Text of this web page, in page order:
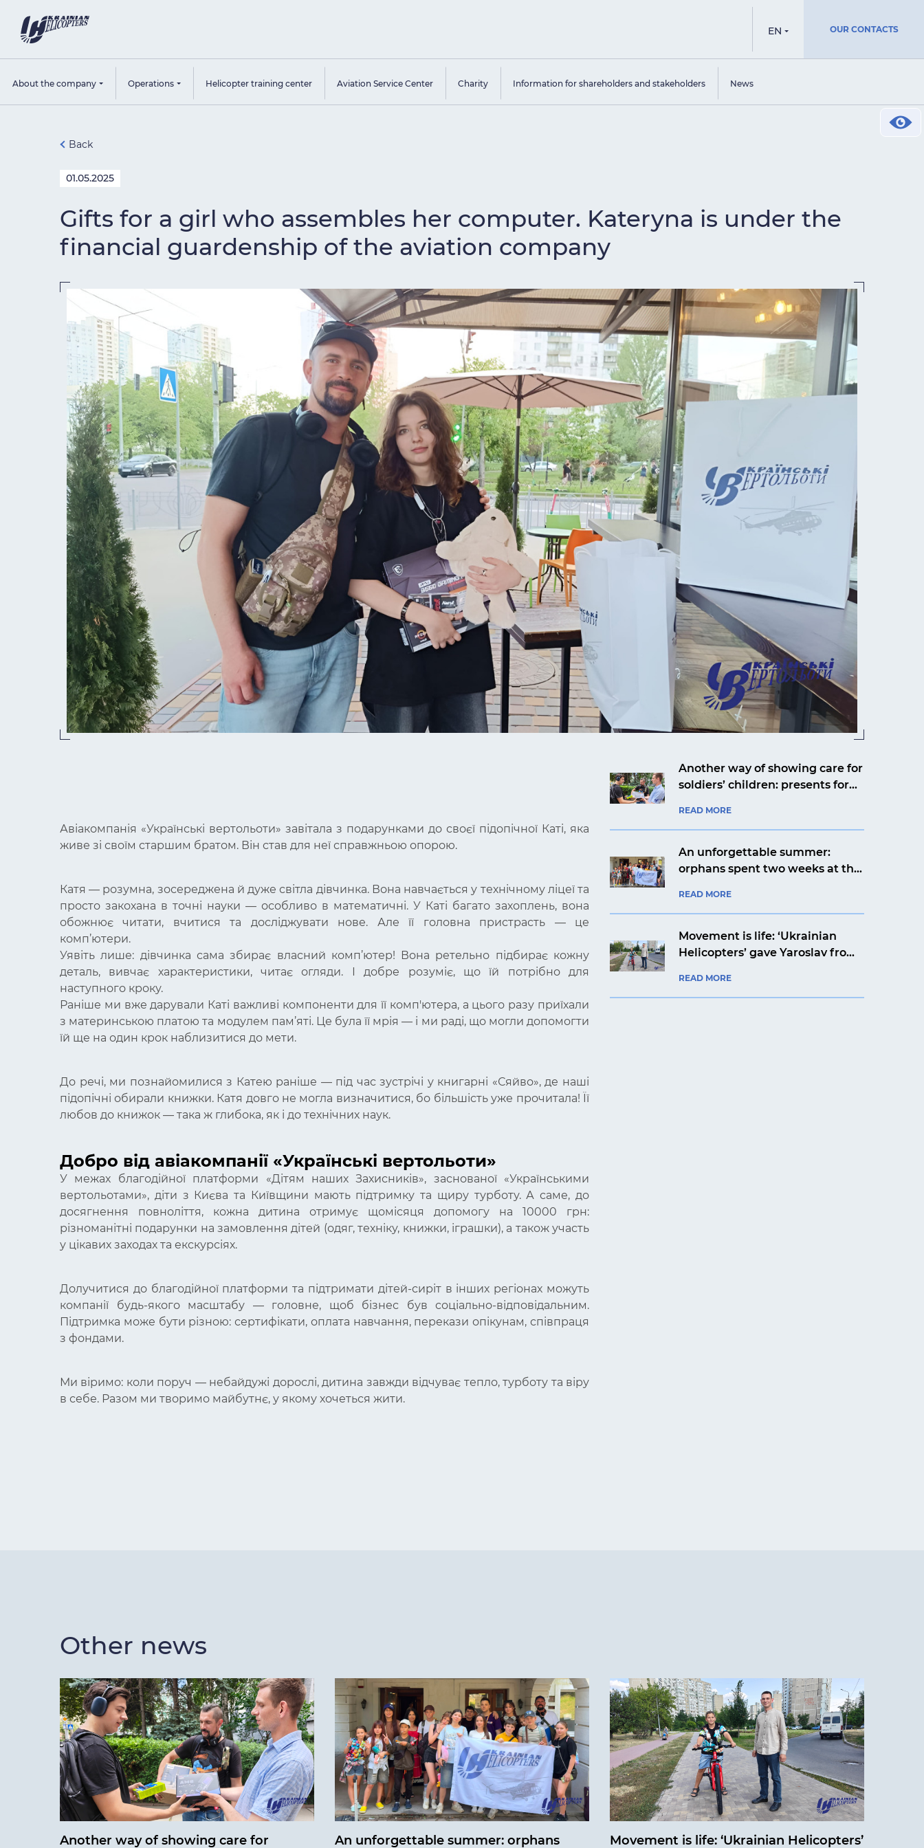
EN OUR CONTACTS
About the company Operations Helicopter training center Aviation Service Center Charity Information for shareholders and stakeholders News
Back
01.05.2025
Gifts for a girl who assembles her computer. Kateryna is under the
financial guardenship of the aviation company
Авіакомпанія «Українські вертольоти» завітала з подарунками до своєї підопічної Каті, яка
живе зі своїм старшим братом. Він став для неї справжньою опорою.
Катя — розумна, зосереджена й дуже світла дівчинка. Вона навчається у технічному ліцеї та
просто закохана в точні науки — особливо в математичні. У Каті багато захоплень, вона
обожнює читати, вчитися та досліджувати нове. Але її головна пристрасть — це
комп’ютери.
Уявіть лише: дівчинка сама збирає власний комп’ютер! Вона ретельно підбирає кожну
деталь, вивчає характеристики, читає огляди. І добре розуміє, що їй потрібно для
наступного кроку.
Раніше ми вже дарували Каті важливі компоненти для її комп'ютера, а цього разу приїхали
з материнською платою та модулем пам’яті. Це була її мрія — і ми раді, що могли допомогти
їй ще на один крок наблизитися до мети.
До речі, ми познайомилися з Катею раніше — під час зустрічі у книгарні «Сяйво», де наші
підопічні обирали книжки. Катя довго не могла визначитися, бо більшість уже прочитала! Її
любов до книжок — така ж глибока, як і до технічних наук.
Добро від авіакомпанії «Українські вертольоти»
У межах благодійної платформи «Дітям наших Захисників», заснованої «Українськими
вертольотами», діти з Києва та Київщини мають підтримку та щиру турботу. А саме, до
досягнення повноліття, кожна дитина отримує щомісяця допомогу на 10000 грн:
різноманітні подарунки на замовлення дітей (одяг, техніку, книжки, іграшки), а також участь
у цікавих заходах та екскурсіях.
Долучитися до благодійної платформи та підтримати дітей-сиріт в інших регіонах можуть
компанії будь-якого масштабу — головне, щоб бізнес був соціально-відповідальним.
Підтримка може бути різною: сертифікати, оплата навчання, перекази опікунам, співпраця
з фондами.
Ми віримо: коли поруч — небайдужі дорослі, дитина завжди відчуває тепло, турботу та віру
в себе. Разом ми творимо майбутнє, у якому хочеться жити.
Another way of showing care for
soldiers’ children: presents for
READ MORE
An unforgettable summer:
orphans spent two weeks at the
READ MORE
Movement is life: ‘Ukrainian
Helicopters’ gave Yaroslav from
READ MORE
Other news
Another way of showing care for An unforgettable summer: orphans Movement is life: ‘Ukrainian Helicopters’